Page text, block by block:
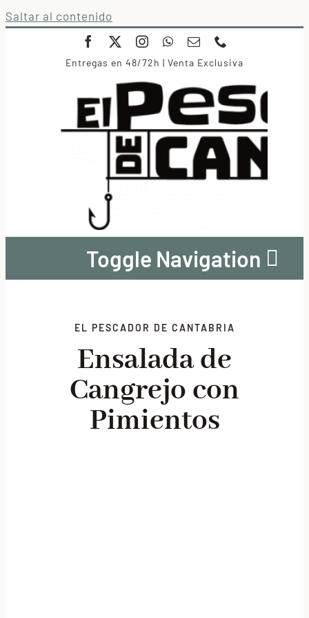
Saltar al contenido
Entregas en 48/72h | Venta Exclusiva
Toggle Navigation
Lotes promocionales
Nosotros
Blog
EL PESCADOR DE CANTABRIA
Ensalada de
Cangrejo con
Pimientos